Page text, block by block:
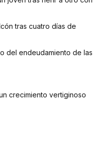
tras cuatro días de
del endeudamiento de las
crecimiento vertiginoso